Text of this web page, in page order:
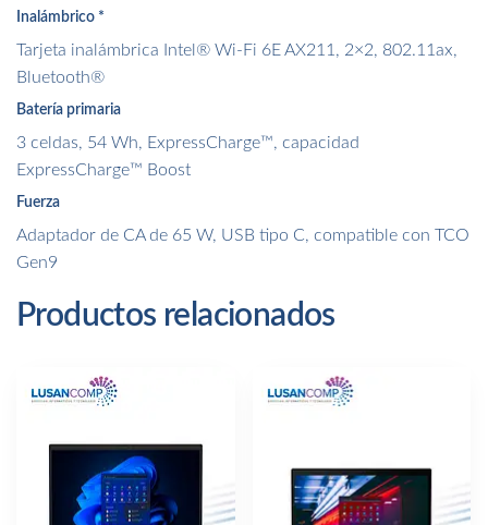
Inalámbrico *
Tarjeta inalámbrica Intel® Wi-Fi 6E AX211, 2×2, 802.11ax,
Bluetooth®
Batería primaria
3 celdas, 54 Wh, ExpressCharge™, capacidad
ExpressCharge™ Boost
Fuerza
Adaptador de CA de 65 W, USB tipo C, compatible con TCO
Gen9
Productos relacionados